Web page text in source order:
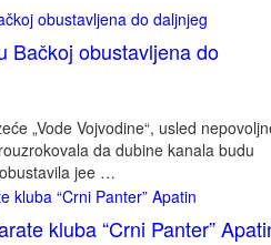
Bačkoj obustavljena do
„Vode Vojvodine“, usled
da dubine kanala budu
jee …
kluba “Crni Panter”